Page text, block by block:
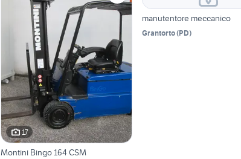
17
Montini Bingo 164 CSM
manutentore meccanico
Grantorto(PD)